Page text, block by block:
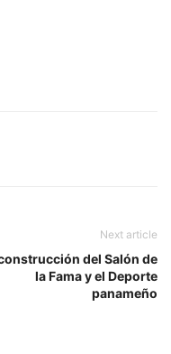
Next article
del Salón de
la Fama y el Deporte
panameño